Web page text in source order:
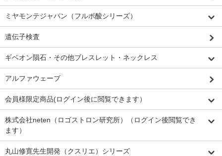
ミヤモンテジャパン（フルボ酸シリーズ）
遺伝子検査
ギベオン隕石・その他ブレスレット・ネックレス
アルファウェーブ
会員様限定商品(ログイン後に閲覧できます）
株式会社neten（ロゴストロン研究所）（ログイン後閲覧でき
ます）
丸山修寛先生開発（クスリエ）シリーズ